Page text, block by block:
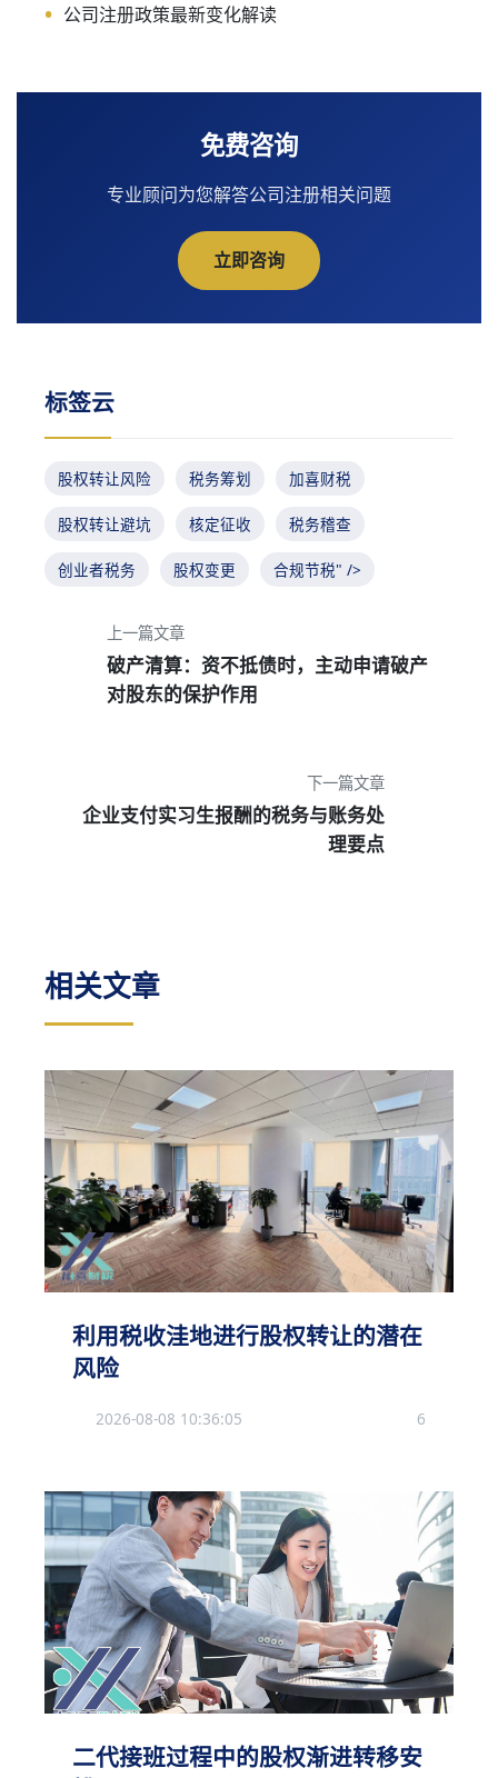
公司注册政策最新变化解读
免费咨询
专业顾问为您解答公司注册相关问题
立即咨询
标签云
股权转让风险 税务筹划 加喜财税
股权转让避坑 核定征收 税务稽查
创业者税务 股权变更 合规节税" />
上一篇文章
破产清算：资不抵债时，主动申请破产
对股东的保护作用
下一篇文章
企业支付实习生报酬的税务与账务处
理要点
相关文章
利用税收洼地进行股权转让的潜在
风险
2026-08-08 10:36:05 6
二代接班过程中的股权渐进转移安